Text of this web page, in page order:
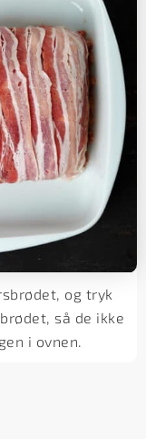
og tryk
så de ikke
i ovnen.